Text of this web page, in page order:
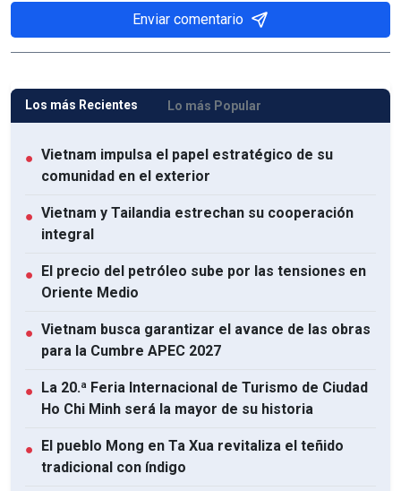
Enviar comentario
Los más Recientes Lo más Popular
● Vietnam impulsa el papel estratégico de su
comunidad en el exterior
● Vietnam y Tailandia estrechan su cooperación
integral
● El precio del petróleo sube por las tensiones en
Oriente Medio
● Vietnam busca garantizar el avance de las obras
para la Cumbre APEC 2027
● La 20.ª Feria Internacional de Turismo de Ciudad
Ho Chi Minh será la mayor de su historia
● El pueblo Mong en Ta Xua revitaliza el teñido
tradicional con índigo